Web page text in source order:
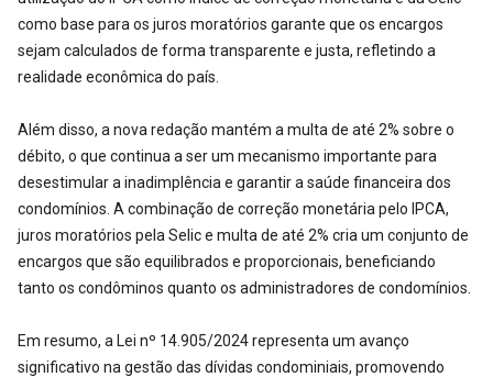
como base para os juros moratórios garante que os encargos
sejam calculados de forma transparente e justa, refletindo a
realidade econômica do país.
Além disso, a nova redação mantém a multa de até 2% sobre o
débito, o que continua a ser um mecanismo importante para
desestimular a inadimplência e garantir a saúde financeira dos
condomínios. A combinação de correção monetária pelo IPCA,
juros moratórios pela Selic e multa de até 2% cria um conjunto de
encargos que são equilibrados e proporcionais, beneficiando
tanto os condôminos quanto os administradores de condomínios.
Em resumo, a Lei nº 14.905/2024 representa um avanço
significativo na gestão das dívidas condominiais, promovendo